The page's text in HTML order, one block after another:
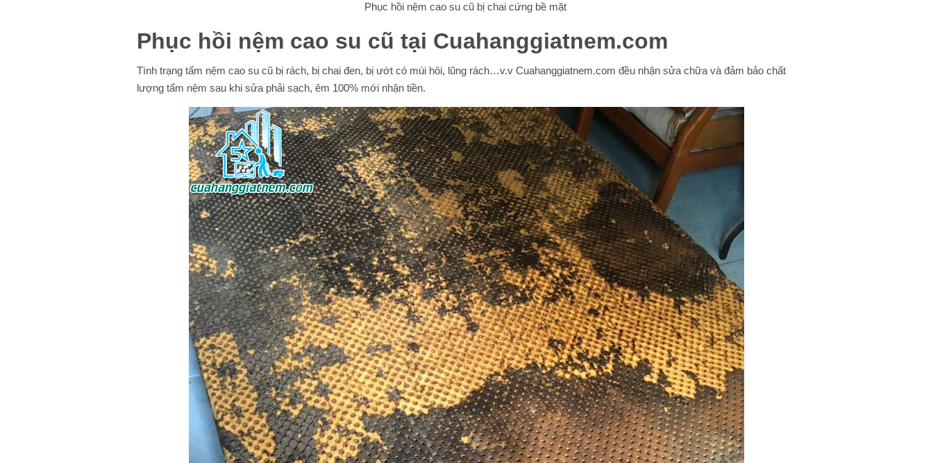
Phục hồi nệm cao su cũ bị chai cứng bề mặt
Phục hồi nệm cao su cũ tại Cuahanggiatnem.com
Tình trạng tấm nệm cao su cũ bị rách, bị chai đen, bị ướt có mùi hôi, lũng rách…v.v Cuahanggiatnem.com đều nhận sửa chữa và đảm bảo chất
lượng tấm nệm sau khi sửa phải sạch, êm 100% mới nhận tiền.